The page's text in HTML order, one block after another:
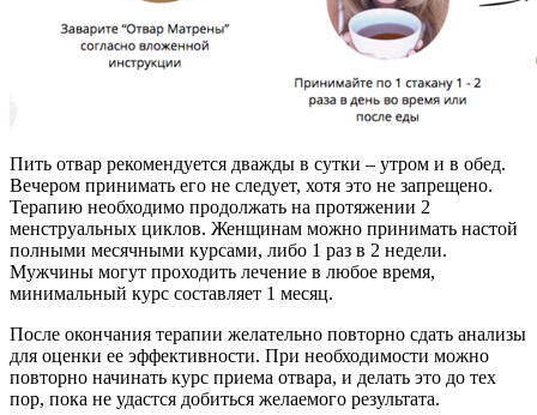
Пить отвар рекомендуется дважды в сутки – утром и в обед.
Вечером принимать его не следует, хотя это не запрещено.
Терапию необходимо продолжать на протяжении 2
менструальных циклов. Женщинам можно принимать настой
полными месячными курсами, либо 1 раз в 2 недели.
Мужчины могут проходить лечение в любое время,
минимальный курс составляет 1 месяц.
После окончания терапии желательно повторно сдать анализы
для оценки ее эффективности. При необходимости можно
повторно начинать курс приема отвара, и делать это до тех
пор, пока не удастся добиться желаемого результата.